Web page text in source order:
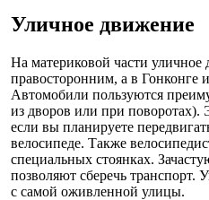
Уличное движение
На материковой части уличное
правосторонним, а в Гонконге
Автомобили пользуются
из дворов или при поворотах).
если вы планируете
велосипеде. Также
специальных стоянках.
позволяют сберечь транспорт.
с самой оживленной улицы.